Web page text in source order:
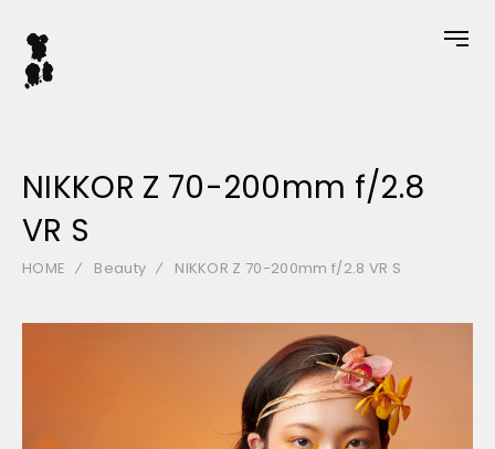
NIKKOR Z 70-200mm f/2.8
VR S
HOME Beauty NIKKOR Z 70-200mm f/2.8 VR S